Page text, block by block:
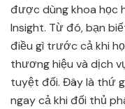
được dùng khoa học
Insight. Từ đó, bạn
điều gì trước cả khi
thương hiệu và dịch
tuyệt đối. Đây là thứ
ngay cả khi đối thủ